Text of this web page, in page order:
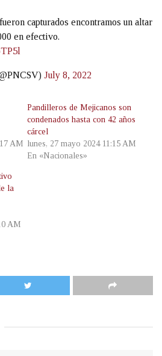
capturados encontramos un altar
en efectivo.
July 8, 2022
AM
Pandilleros de Mejicanos son
condenados hasta con 42 años
cárcel
lunes, 27 mayo 2024 11:15 AM
En «Nacionales»
la
AM